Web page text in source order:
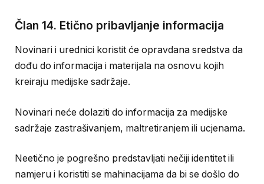
Član 14. Etično pribavljanje informacija
Novinari i urednici koristit će opravdana sredstva da
dođu do informacija i materijala na osnovu kojih
kreiraju medijske sadržaje.
Novinari neće dolaziti do informacija za medijske
sadržaje zastrašivanjem, maltretiranjem ili ucjenama.
Neetično je pogrešno predstavljati nečiji identitet ili
namjeru i koristiti se mahinacijama da bi se došlo do